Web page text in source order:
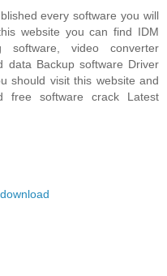
every software you will
website you can find IDM
software, video converter
data Backup software Driver
should visit this website and
free software crack Latest